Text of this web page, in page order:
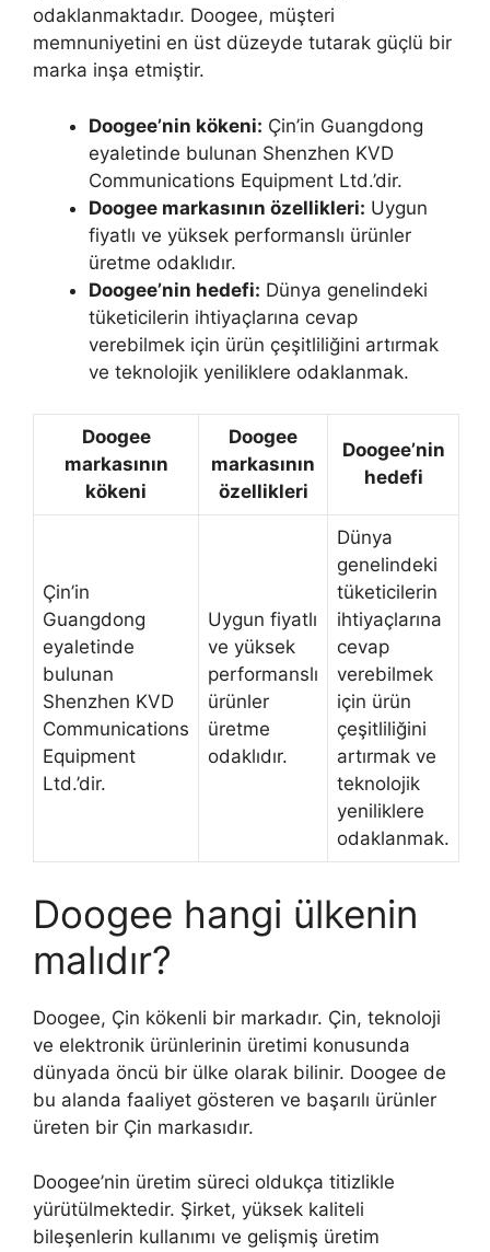
odaklanmaktadır. Doogee, müşteri
memnuniyetini en üst düzeyde tutarak güçlü bir
marka inşa etmiştir.
Doogee’nin kökeni: Çin’in Guangdong
eyaletinde bulunan Shenzhen KVD
Communications Equipment Ltd.’dir.
Doogee markasının özellikleri: Uygun
fiyatlı ve yüksek performanslı ürünler
üretme odaklıdır.
Doogee’nin hedefi: Dünya genelindeki
tüketicilerin ihtiyaçlarına cevap
verebilmek için ürün çeşitliliğini artırmak
ve teknolojik yeniliklere odaklanmak.
Doogee
markasının
kökeni
Doogee
markasının
özellikleri
Doogee’nin
hedefi
Çin’in
Guangdong
eyaletinde
bulunan
Shenzhen KVD
Communications
Equipment
Ltd.’dir.
Uygun fiyatlı
ve yüksek
performanslı
ürünler
üretme
odaklıdır.
Dünya
genelindeki
tüketicilerin
ihtiyaçlarına
cevap
verebilmek
için ürün
çeşitliliğini
artırmak ve
teknolojik
yeniliklere
odaklanmak.
Doogee hangi ülkenin
malıdır?
Doogee, Çin kökenli bir markadır. Çin, teknoloji
ve elektronik ürünlerinin üretimi konusunda
dünyada öncü bir ülke olarak bilinir. Doogee de
bu alanda faaliyet gösteren ve başarılı ürünler
üreten bir Çin markasıdır.
Doogee’nin üretim süreci oldukça titizlikle
yürütülmektedir. Şirket, yüksek kaliteli
bileşenlerin kullanımı ve gelişmiş üretim